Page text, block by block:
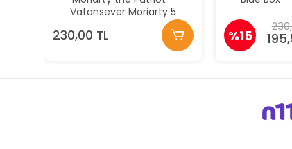
Vatansever Moriarty 5
230,00 TL %15